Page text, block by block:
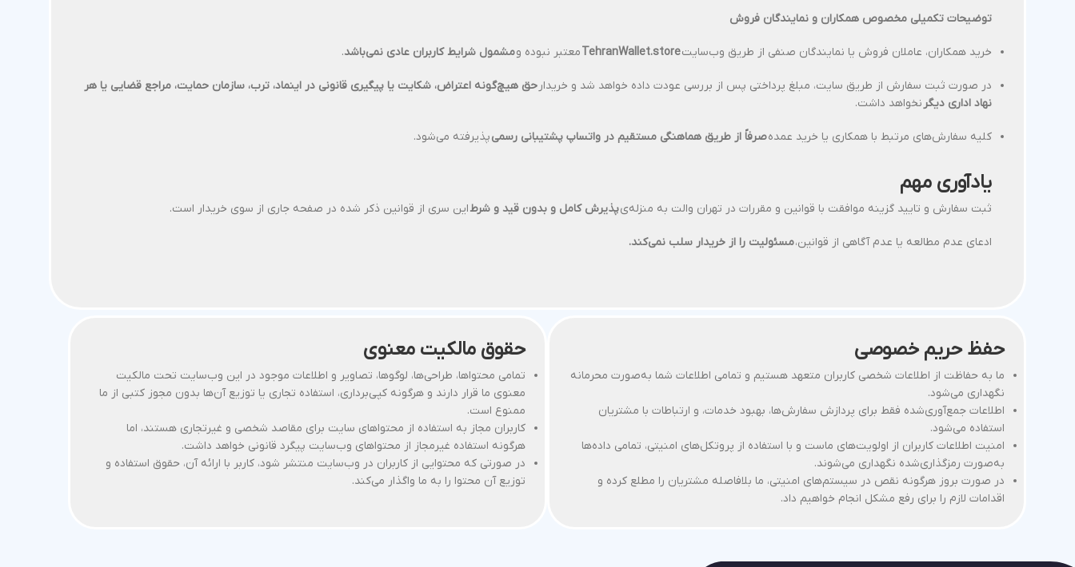
توضیحات تکمیلی مخصوص همکاران و نمایندگان فروش
خرید همکاران، عاملان فروش یا نمایندگان صنفی از طریق وب‌سایتTehranWallet.storeمعتبر نبوده ومشمول شرایط کاربران عادی نمی‌باشد.
در صورت ثبت سفارش از طریق سایت، مبلغ پرداختی پس از بررسی عودت داده خواهد شد و خریدارحق هیچ‌گونه اعتراض، شکایت یا پیگیری قانونی در اینماد، ترب، سازمان حمایت، مراجع قضایی یا هر
نهاد اداری دیگرنخواهد داشت.
کلیه سفارش‌های مرتبط با همکاری یا خرید عمدهصرفاً از طریق هماهنگی مستقیم در واتساپ پشتیبانی رسمیپذیرفته می‌شود.
یادآوری مهم
ثبت سفارش و تایید گزینه موافقت با قوانین و مقررات در تهران والت به منزله‌یپذیرش کامل و بدون قید و شرطاین سری از قوانین ذکر شده در صفحه جاری از سوی خریدار است.
ادعای عدم مطالعه یا عدم آگاهی از قوانین،مسئولیت را از خریدار سلب نمی‌کند.
حفظ حریم خصوصی
ما به حفاظت از اطلاعات شخصی کاربران متعهد هستیم و تمامی اطلاعات شما به‌صورت محرمانه
نگهداری می‌شود.
اطلاعات جمع‌آوری‌شده فقط برای پردازش سفارش‌ها، بهبود خدمات، و ارتباطات با مشتریان
استفاده می‌شود.
امنیت اطلاعات کاربران از اولویت‌های ماست و با استفاده از پروتکل‌های امنیتی، تمامی داده‌ها
به‌صورت رمزگذاری‌شده نگهداری می‌شوند.
در صورت بروز هرگونه نقص در سیستم‌های امنیتی، ما بلافاصله مشتریان را مطلع کرده و
اقدامات لازم را برای رفع مشکل انجام خواهیم داد.
حقوق مالکیت معنوی
تمامی محتواها، طراحی‌ها، لوگوها، تصاویر و اطلاعات موجود در این وب‌سایت تحت مالکیت
معنوی ما قرار دارند و هرگونه کپی‌برداری، استفاده تجاری یا توزیع آن‌ها بدون مجوز کتبی از ما
ممنوع است.
کاربران مجاز به استفاده از محتواهای سایت برای مقاصد شخصی و غیرتجاری هستند، اما
هرگونه استفاده غیرمجاز از محتواهای وب‌سایت پیگرد قانونی خواهد داشت.
در صورتی که محتوایی از کاربران در وب‌سایت منتشر شود، کاربر با ارائه آن، حقوق استفاده و
توزیع آن محتوا را به ما واگذار می‌کند.